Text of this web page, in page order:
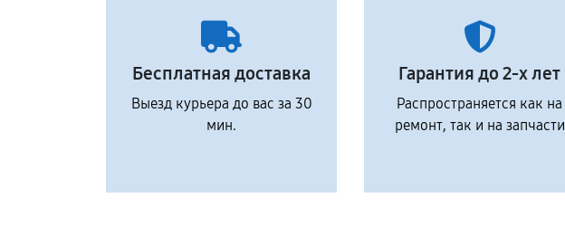
Бесплатная доставка
Выезд курьера до вас за 30
мин.
Гарантия до 2-х лет
Распространяется как на
ремонт, так и на запчасти